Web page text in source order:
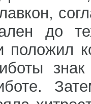
до
положил